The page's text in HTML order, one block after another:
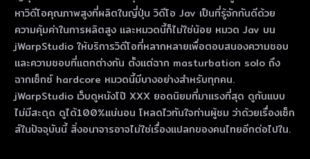
หาวิดีโอคุณภาพสูงที่ผลิตในญี่ปุ่น วิดีโอ Jav เป็นที่รู้จักกันดีด้วย
ความคุ้มค่าในการผลิตสูง และหมวดนี้ก็ไม่ใช่น้อย หมวด Jav บน
jWarpStudio ให้บริการวิดีโอที่หลากหลายเพื่อตอบสนองความชอบ
และความชอบที่แตกต่างกัน ตั้งแต่ฉาก masturbation solo ถึง
ฉากเซ็กซ์ hardcore หมวดนี้มีบางอย่างสําหรับทุกคน.
jWarpStudio เว็บดูหนังโป๊ XXX ยอดนิยมที่มาแรงที่สุด ดูกันแบบ
ไม่มีสะดุด ดูได้100%แน่นอน โหลดไวทันใจท่านผู้ชม ว่าด้วยเรื่องเซ็ก
ส์ในปัจจุบันนี้ สิ่งอนาจารอาจไม่ใช่เรื่องแปลกของคนไทยอีกต่อไปใน.